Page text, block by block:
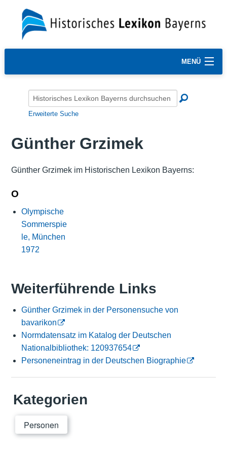
MENÜ
Erweiterte Suche
Günther Grzimek
Günther Grzimek im Historischen Lexikon Bayerns:
O
Olympische
Sommerspie
le, München
1972
Weiterführende Links
Günther Grzimek in der Personensuche von
bavarikon
Normdatensatz im Katalog der Deutschen
Nationalbibliothek: 120937654
Personeneintrag in der Deutschen Biographie
Kategorien
Personen